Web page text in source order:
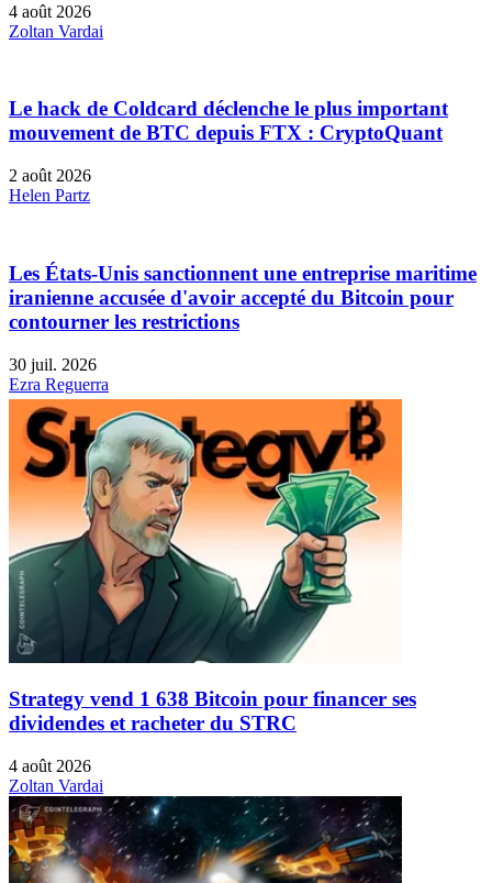
4 août 2026
Zoltan Vardai
Le hack de Coldcard déclenche le plus important
mouvement de BTC depuis FTX : CryptoQuant
2 août 2026
Helen Partz
Les États-Unis sanctionnent une entreprise maritime
iranienne accusée d'avoir accepté du Bitcoin pour
contourner les restrictions
30 juil. 2026
Ezra Reguerra
Strategy vend 1 638 Bitcoin pour financer ses
dividendes et racheter du STRC
4 août 2026
Zoltan Vardai